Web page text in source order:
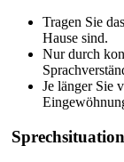
Tragen Sie
Hause sind.
Nur durch
Je länger Sie